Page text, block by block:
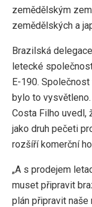
zemědělským
zemědělských a
Brazilská
letecké
E-190.
bylo to
Costa Filho uvedl,
jako druh pečeti
rozšíří komerční
„A s prodejem
muset připravit
plán připravit